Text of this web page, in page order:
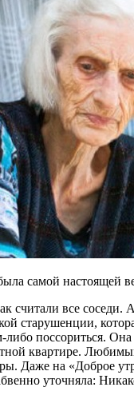
самой настоящей
считали все соседи.
старушенции,
либо поссориться.
квартире.
Даже на «Доброе
уточняла: